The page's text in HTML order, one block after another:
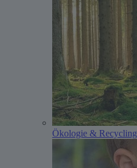
Ökologie & Recycling